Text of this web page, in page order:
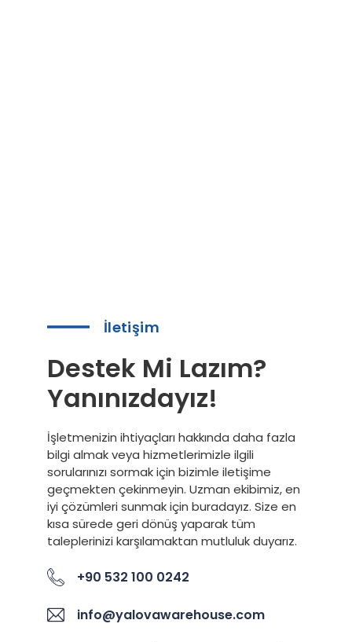
İletişim
Destek Mi Lazım?
Yanınızdayız!
İşletmenizin ihtiyaçları hakkında daha fazla
bilgi almak veya hizmetlerimizle ilgili
sorularınızı sormak için bizimle iletişime
geçmekten çekinmeyin. Uzman ekibimiz, en
iyi çözümleri sunmak için buradayız. Size en
kısa sürede geri dönüş yaparak tüm
taleplerinizi karşılamaktan mutluluk duyarız.
+90 532 100 0242
info@yalovawarehouse.com